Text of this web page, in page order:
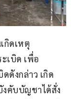
กิดเหตุ
เบิด เพื่อ
ดังกล่าว เกิด
คับบัญชาได้สั่ง